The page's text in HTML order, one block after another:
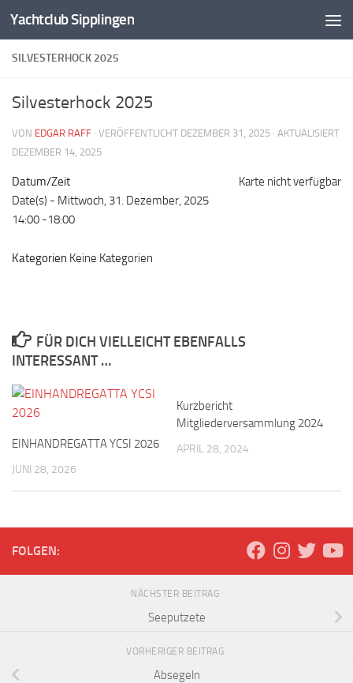
Zum Inhalt springen
Yachtclub Sipplingen
SILVESTERHOCK 2025
Silvesterhock 2025
VON EDGAR RAFF · VERÖFFENTLICHT DEZEMBER 31, 2025 · AKTUALISIERT
DEZEMBER 14, 2025
Karte nicht verfügbar
Datum/Zeit
Date(s) - Mittwoch, 31. Dezember, 2025
14:00 -18:00
Kategorien Keine Kategorien
FÜR DICH VIELLEICHT EBENFALLS
INTERESSANT …
EINHANDREGATTA YCSI 2026
JUNI 28, 2026
Kurzbericht
Mitgliederversammlung 2024
APRIL 28, 2024
FOLGEN:
NÄCHSTER BEITRAG
Seeputzete
VORHERIGER BEITRAG
Absegeln